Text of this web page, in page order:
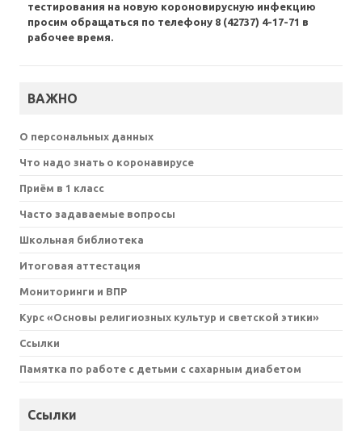
тестирования на новую короновирусную инфекцию
просим обращаться по телефону 8 (42737) 4-17-71 в
рабочее время.
ВАЖНО
О персональных данных
Что надо знать о коронавирусе
Приём в 1 класс
Часто задаваемые вопросы
Школьная библиотека
Итоговая аттестация
Мониторинги и ВПР
Курс «Основы религиозных культур и светской этики»
Ссылки
Памятка по работе с детьми с сахарным диабетом
Ссылки